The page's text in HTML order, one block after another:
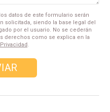
datos de este formulario serán
solicitada, siendo la base legal del
por el usuario. No se cederán
derechos como se explica en la
.